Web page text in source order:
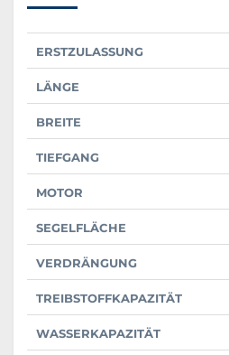
ERSTZULASSUNG
LÄNGE
BREITE
TIEFGANG
MOTOR
SEGELFLÄCHE
VERDRÄNGUNG
TREIBSTOFFKAPAZITÄT
WASSERKAPAZITÄT